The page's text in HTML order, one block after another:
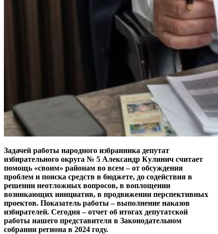
Задачей работы народного избранника депутат
избирательного округа № 5 Александр Кулинич считает
помощь «своим» районам во всем – от обсуждения
проблем и поиска средств в бюджете, до содействия в
решении неотложных вопросов, в воплощении
возникающих инициатив, в продвижении перспективных
проектов. Показатель работы – выполнение наказов
избирателей. Сегодня – отчет об итогах депутатской
работы нашего представителя в Законодательном
собрании региона в 2024 году.